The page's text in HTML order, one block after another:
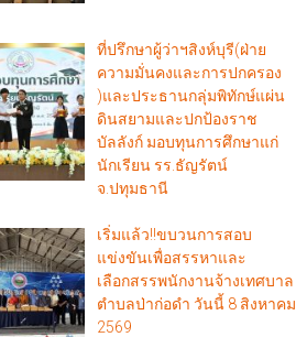
ที่ปรึกษาผู้ว่าฯสิงห์บุรี(ฝ่าย
ความมั่นคงและการปกครอง
)และประธานกลุ่มพิทักษ์แผ่น
ดินสยามและปกป้องราช
บัลลังก์ มอบทุนการศึกษาแก่
นักเรียน รร.ธัญรัตน์
จ.ปทุมธานี
เริ่มแล้ว!!ขบวนการสอบ
แข่งขันเพื่อสรรหาและ
เลือกสรรพนักงานจ้างเทศบาล
ตำบลป่าก่อดำ วันนี้ 8 สิงหาคม
2569